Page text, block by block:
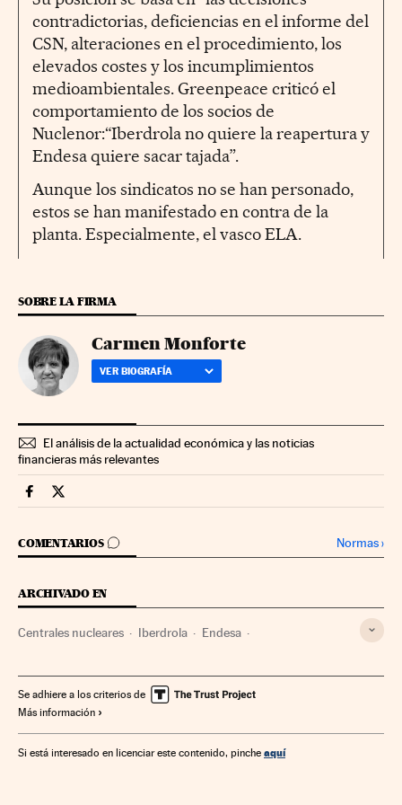
contradictorias, deficiencias en el informe del
CSN, alteraciones en el procedimiento, los
elevados costes y los incumplimientos
medioambientales. Greenpeace criticó el
comportamiento de los socios de
Nuclenor:“Iberdrola no quiere la reapertura y
Endesa quiere sacar tajada”.
Aunque los sindicatos no se han personado,
estos se han manifestado en contra de la
planta. Especialmente, el vasco ELA.
SOBRE LA FIRMA
Carmen Monforte
VER BIOGRAFÍA
El análisis de la actualidad económica y las noticias
financieras más relevantes
Companias Cinco Días en Facebook
Companias Cinco Días en Twitter
COMENTARIOS
IR A LOS COMENTARIOS Normas›
ARCHIVADO EN
Centrales nucleares Iberdrola Endesa
Empresas Economía Energía nuclear
Energía
Se adhiere a los criterios de
Más información
Si está interesado en licenciar este contenido, pinche aquí